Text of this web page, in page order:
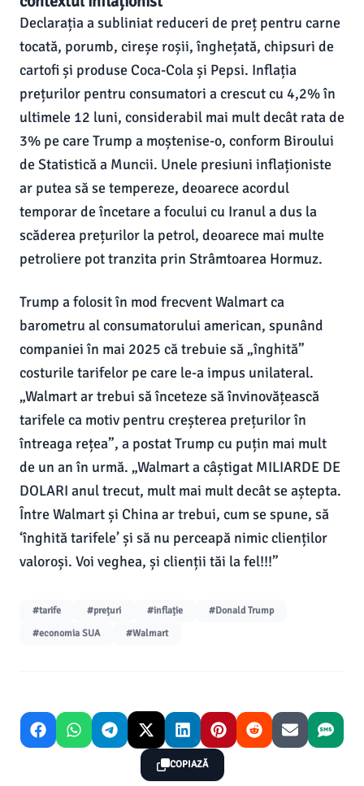
Declarația a subliniat reduceri de preț pentru carne
tocată, porumb, cireșe roșii, înghețată, chipsuri de
cartofi și produse Coca-Cola și Pepsi. Inflația
prețurilor pentru consumatori a crescut cu 4,2% în
ultimele 12 luni, considerabil mai mult decât rata de
3% pe care Trump a moștenise-o, conform Biroului
de Statistică a Muncii. Unele presiuni inflaționiste
ar putea să se tempereze, deoarece acordul
temporar de încetare a focului cu Iranul a dus la
scăderea prețurilor la petrol, deoarece mai multe
petroliere pot tranzita prin Strâmtoarea Hormuz.
Trump a folosit în mod frecvent Walmart ca
barometru al consumatorului american, spunând
companiei în mai 2025 că trebuie să „înghită”
costurile tarifelor pe care le-a impus unilateral.
„Walmart ar trebui să înceteze să învinovățească
tarifele ca motiv pentru creșterea prețurilor în
întreaga rețea”, a postat Trump cu puțin mai mult
de un an în urmă. „Walmart a câștigat MILIARDE DE
DOLARI anul trecut, mult mai mult decât se aștepta.
Între Walmart și China ar trebui, cum se spune, să
‘înghită tarifele’ și să nu perceapă nimic clienților
valoroși. Voi veghea, și clienții tăi la fel!!!”
#tarife #prețuri #inflație
#Donald Trump
#economia SUA
#Walmart
COPIAZĂ